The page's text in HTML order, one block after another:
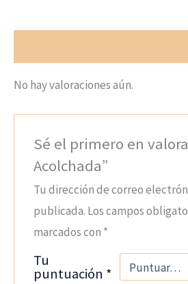
No hay valoraciones aún.
Sé el primero en
Acolchada”
Tu dirección de correo
publicada. Los campos
marcados con *
Tu
puntuación *